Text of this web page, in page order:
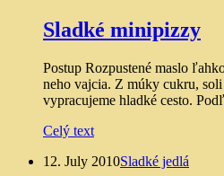
Sladké minipizzy
Postup Rozpustené maslo
neho vajcia. Z múky cukru,
vypracujeme hladké cesto.
Celý text
12. July 2010Sladké jedlá